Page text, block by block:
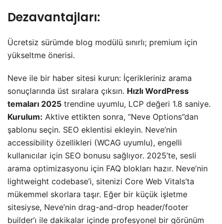
Dezavantajları:
Ücretsiz sürümde blog modülü sınırlı; premium için
yükseltme önerisi.
Neve ile bir haber sitesi kurun: İçerikleriniz arama
sonuçlarında üst sıralara çıksın. Hızlı WordPress
temaları 2025 trendine uyumlu, LCP değeri 1.8 saniye.
Kurulum: Aktive ettikten sonra, “Neve Options”dan
şablonu seçin. SEO eklentisi ekleyin. Neve’nin
accessibility özellikleri (WCAG uyumlu), engelli
kullanıcılar için SEO bonusu sağlıyor. 2025’te, sesli
arama optimizasyonu için FAQ blokları hazır. Neve’nin
lightweight codebase’i, sitenizi Core Web Vitals’ta
mükemmel skorlara taşır. Eğer bir küçük işletme
sitesiyse, Neve’nin drag-and-drop header/footer
builder’ı ile dakikalar içinde profesyonel bir görünüm